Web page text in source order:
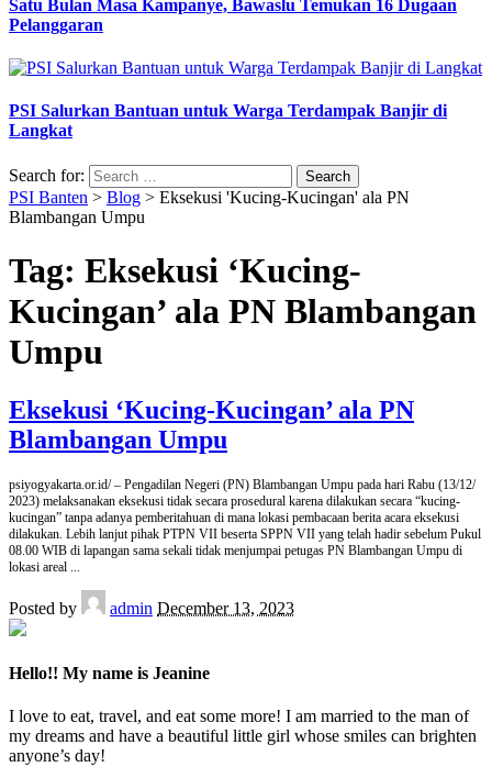
Satu Bulan Masa Kampanye, Bawaslu Temukan 16 Dugaan
Pelanggaran
PSI Salurkan Bantuan untuk Warga Terdampak Banjir di
Langkat
Search for:
PSI Banten > Blog > Eksekusi 'Kucing-Kucingan' ala PN
Blambangan Umpu
Tag: Eksekusi ‘Kucing-
Kucingan’ ala PN Blambangan
Umpu
Eksekusi ‘Kucing-Kucingan’ ala PN
Blambangan Umpu
psiyogyakarta.or.id/ – Pengadilan Negeri (PN) Blambangan Umpu pada hari Rabu (13/12/
2023) melaksanakan eksekusi tidak secara prosedural karena dilakukan secara “kucing-
kucingan” tanpa adanya pemberitahuan di mana lokasi pembacaan berita acara eksekusi
dilakukan. Lebih lanjut pihak PTPN VII beserta SPPN VII yang telah hadir sebelum Pukul
08.00 WIB di lapangan sama sekali tidak menjumpai petugas PN Blambangan Umpu di
lokasi areal ...
Posted by admin December 13, 2023
Hello!! My name is Jeanine
I love to eat, travel, and eat some more! I am married to the man of
my dreams and have a beautiful little girl whose smiles can brighten
anyone’s day!